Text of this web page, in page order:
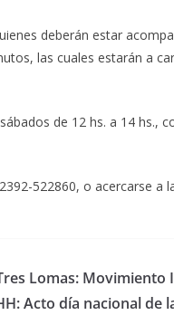
deberán estar
las cuales estarán a
de 12 hs. a 14 hs.,
522860, o acercarse a
Lomas: Movimiento
Acto día nacional de